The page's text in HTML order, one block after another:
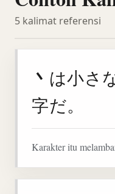
5 kalimat referensi
丶 は小さ
字だ。
Karakter itu